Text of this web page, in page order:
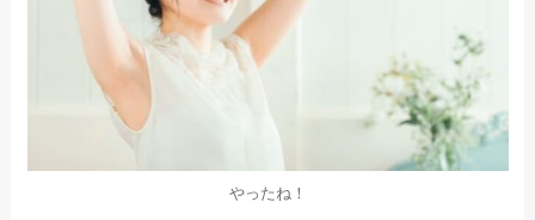
やったね！